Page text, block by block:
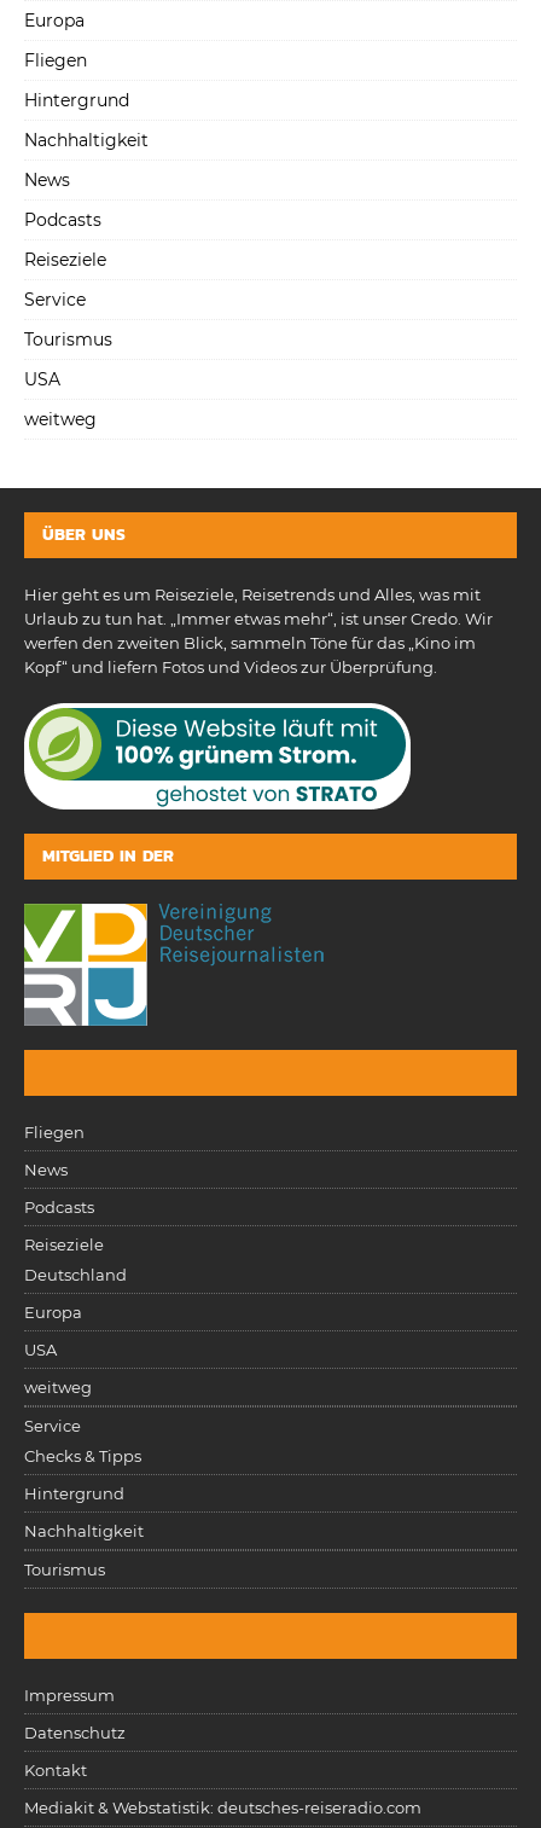
Europa
Fliegen
Hintergrund
Nachhaltigkeit
News
Podcasts
Reiseziele
Service
Tourismus
USA
weitweg
ÜBER UNS
Hier geht es um Reiseziele, Reisetrends und Alles, was mit
Urlaub zu tun hat. „Immer etwas mehr“, ist unser Credo. Wir
werfen den zweiten Blick, sammeln Töne für das „Kino im
Kopf“ und liefern Fotos und Videos zur Überprüfung.
MITGLIED IN DER
Fliegen
News
Podcasts
Reiseziele
Deutschland
Europa
USA
weitweg
Service
Checks & Tipps
Hintergrund
Nachhaltigkeit
Tourismus
Impressum
Datenschutz
Kontakt
Mediakit & Webstatistik: deutsches-reiseradio.com